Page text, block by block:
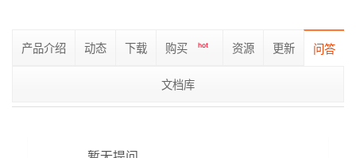
产品介绍 动态 下载 购买 hot 资源 更新 问答
文档库